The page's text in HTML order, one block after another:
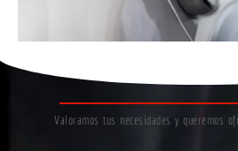
Valoramos tus necesidades y queremos